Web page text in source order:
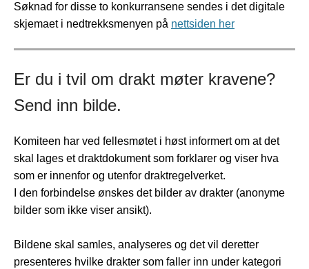
Søknad for disse to konkurransene sendes i det digitale
skjemaet i nedtrekksmenyen på nettsiden her
Er du i tvil om drakt møter kravene?
Send inn bilde.
Komiteen har ved fellesmøtet i høst informert om at det
skal lages et draktdokument som forklarer og viser hva
som er innenfor og utenfor draktregelverket.
I den forbindelse ønskes det bilder av drakter (anonyme
bilder som ikke viser ansikt).
Bildene skal samles, analyseres og det vil deretter
presenteres hvilke drakter som faller inn under kategori